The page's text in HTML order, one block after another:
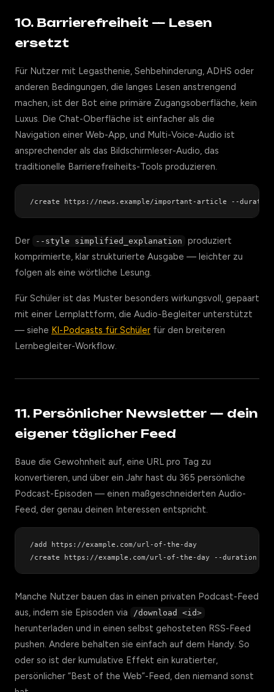
10. Barrierefreiheit — Lesen
ersetzt
Für Nutzer mit Legasthenie, Sehbehinderung, ADHS oder
anderen Bedingungen, die langes Lesen anstrengend
machen, ist der Bot eine primäre Zugangsoberfläche, kein
Luxus. Die Chat-Oberfläche ist einfacher als die
Navigation einer Web-App, und Multi-Voice-Audio ist
ansprechender als das Bildschirmleser-Audio, das
traditionelle Barrierefreiheits-Tools produzieren.
Der --style simplified_explanation
produziert
komprimierte, klar strukturierte Ausgabe — leichter zu
folgen als eine wörtliche Lesung.
Für Schüler ist das Muster besonders wirkungsvoll, gepaart
mit einer Lernplattform, die Audio-Begleiter unterstützt
— siehe KI-Podcasts für Schüler für den breiteren
Lernbegleiter-Workflow.
11. Persönlicher Newsletter — dein
eigener täglicher Feed
Baue die Gewohnheit auf, eine URL pro Tag zu
konvertieren, und über ein Jahr hast du 365 persönliche
Podcast-Episoden — einen maßgeschneiderten Audio-
Feed, der genau deinen Interessen entspricht.
/add https://example.com/url-of-the-day
Manche Nutzer bauen das in einen privaten Podcast-Feed
aus, indem sie Episoden via
/download <id>
herunterladen und in einen selbst gehosteten RSS-Feed
pushen. Andere behalten sie einfach auf dem Handy. So
oder so ist der kumulative Effekt ein kuratierter,
persönlicher “Best of the Web”-Feed, den niemand sonst